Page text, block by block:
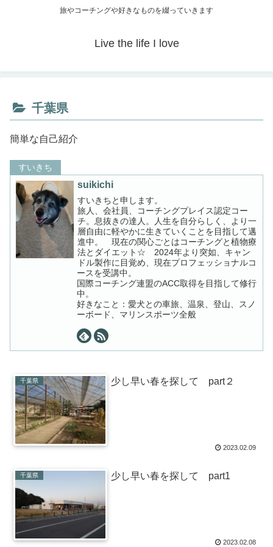
旅やコーチングや好きなものを綴っていきます
Live the life I love
千葉県
簡単な自己紹介
すいきち
suikichi
すいきちと申します。
旅人、会社員、コーチングプレイス認定コー
チ。息抜きの達人。人生を自分らしく、より一
層自由に軽やかに生きていくことを目指して邁
進中。 現在の関心ごとはコーチングと植物療
法とダイエット☆ 2024年より突如、キャン
ドル製作に目覚め、現在プロフェッショナルコ
ースを受講中。
国際コーチング連盟のACC取得を目指して修行
中。
好きなこと：愛犬との車旅、温泉、登山、スノ
ーボード、マリンスポーツ全般
千葉県 少し早い春を探して part２
2023.02.09
千葉県 少し早い春を探して part1
2023.02.08